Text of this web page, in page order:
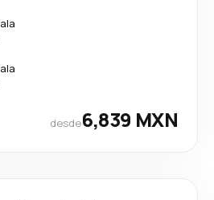
desde6,839 MXN